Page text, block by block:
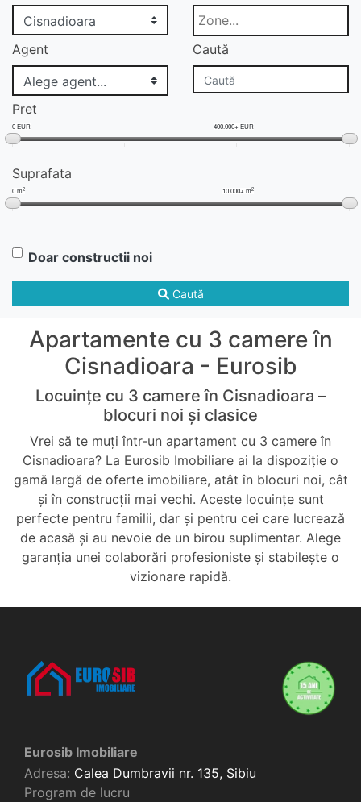
Agent Caută
Pret
0 EUR 400.000+ EUR
Suprafata
0 m2 10.000+ m2
Doar constructii noi
Caută
Apartamente cu 3 camere în
Cisnadioara - Eurosib
Locuințe cu 3 camere în Cisnadioara –
blocuri noi și clasice
Vrei să te muți într-un apartament cu 3 camere în
Cisnadioara? La Eurosib Imobiliare ai la dispoziție o
gamă largă de oferte imobiliare, atât în blocuri noi, cât
și în construcții mai vechi. Aceste locuințe sunt
perfecte pentru familii, dar și pentru cei care lucrează
de acasă și au nevoie de un birou suplimentar. Alege
garanția unei colaborări profesioniste și stabilește o
vizionare rapidă.
Eurosib Imobiliare
Adresa: Calea Dumbravii nr. 135, Sibiu
Program de lucru